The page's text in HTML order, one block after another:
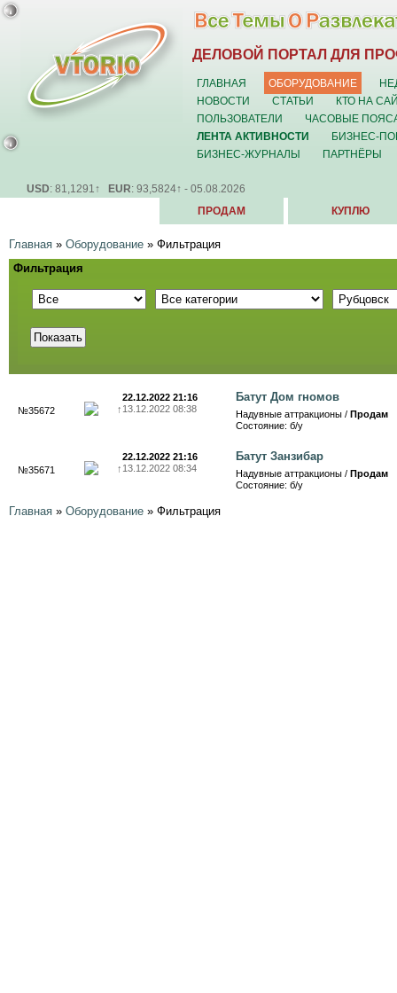
ДЕЛОВОЙ ПОРТАЛ ДЛЯ
ГЛАВНАЯ ОБОРУДОВАНИЕ
НОВОСТИ
СТАТЬИ
КТО НА
ПОЛЬЗОВАТЕЛИ
ЧАСОВЫЕ
ЛЕНТА АКТИВНОСТИ
БИЗНЕС-
БИЗНЕС-ЖУРНАЛЫ
ПАРТНЁРЫ
USD: 81,1291↑ EUR: 93,5824↑ - 05.08.2026
ПРОДАМ КУПЛЮ
Главная » Оборудование » Фильтрация
Фильтрация
№35672
22.12.2022 21:16
↑ 13.12.2022 08:38
Батут Дом гномов
Надувные аттракционы / Продам
Состояние: б/у
№35671
22.12.2022 21:16
↑ 13.12.2022 08:34
Батут Занзибар
Надувные аттракционы / Продам
Состояние: б/у
Главная » Оборудование » Фильтрация